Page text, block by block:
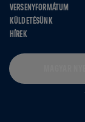
VERSENYFORMÁTUM
KÜLDETÉSÜNK
HÍREK